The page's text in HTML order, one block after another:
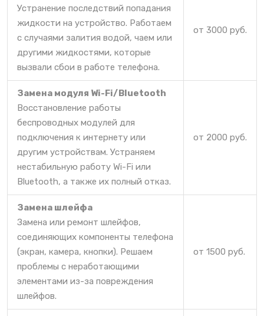
Устранение последствий попадания
жидкости на устройство. Работаем
с случаями залития водой, чаем или
другими жидкостями, которые
вызвали сбои в работе телефона.
от 3000 руб.
Замена модуля Wi-Fi/Bluetooth
Восстановление работы
беспроводных модулей для
подключения к интернету или
другим устройствам. Устраняем
нестабильную работу Wi-Fi или
Bluetooth, а также их полный отказ.
от 2000 руб.
Замена шлейфа
Замена или ремонт шлейфов,
соединяющих компоненты телефона
(экран, камера, кнопки). Решаем
проблемы с неработающими
элементами из-за повреждения
шлейфов.
от 1500 руб.